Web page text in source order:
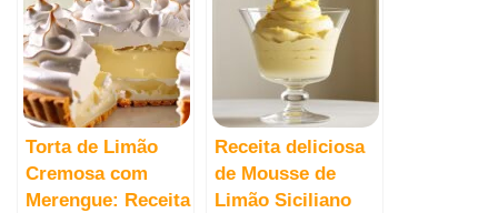
Torta de Limão
Cremosa com
Merengue: Receita
Receita deliciosa
de Mousse de
Limão Siciliano